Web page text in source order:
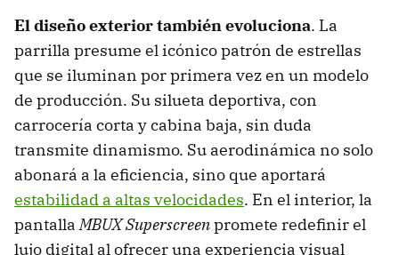
El diseño exterior también evoluciona. La
parrilla presume el icónico patrón de estrellas
que se iluminan por primera vez en un modelo
de producción. Su silueta deportiva, con
carrocería corta y cabina baja, sin duda
transmite dinamismo. Su aerodinámica no solo
abonará a la eficiencia, sino que aportará
estabilidad a altas velocidades. En el interior, la
pantallaMBUX Superscreenpromete redefinir el
lujo digital al ofrecer una experiencia visual